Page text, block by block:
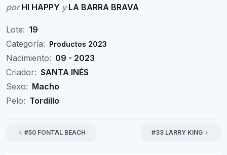
porHI HAPPY yLA BARRA BRAVA
Lote: 19
Categoría: Productos 2023
Nacimiento: 09 - 2023
Criador: SANTA INÉS
Sexo: Macho
Pelo: Tordillo
#50 FONTAL BEACH #33 LARRY KING